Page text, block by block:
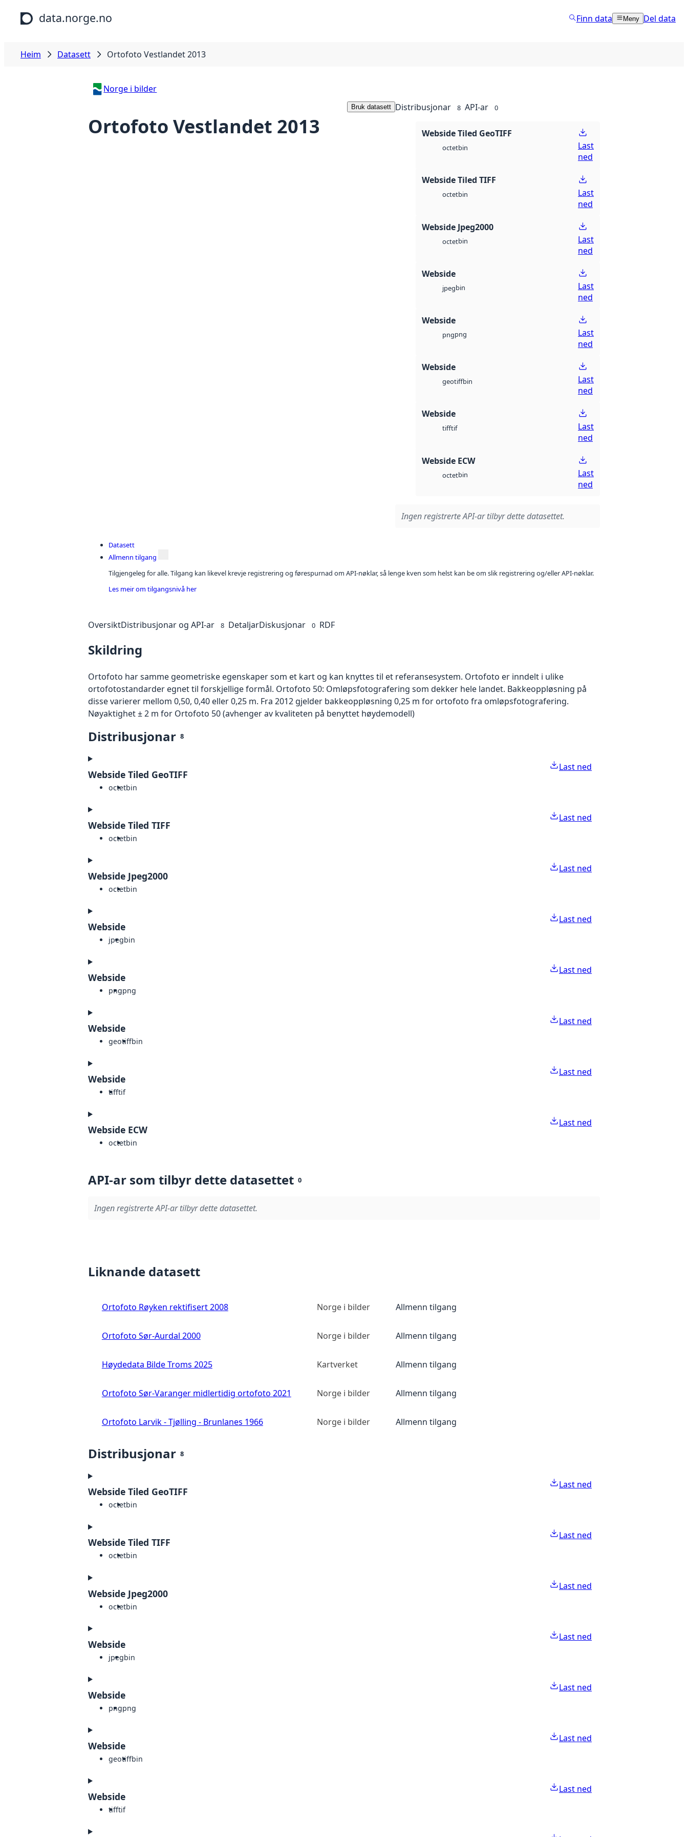
Hopp til hovudinnhald
data.norge.no Finn data Meny Del data
Heim Datasett Ortofoto Vestlandet 2013
Norge i bilder
Ortofoto Vestlandet 2013
Bruk datasett Distribusjonar 8 API-ar 0
Webside Tiled GeoTIFF
octetbin
Last
ned
Webside Tiled TIFF
octetbin
Last
ned
Webside Jpeg2000
octetbin
Last
ned
Webside
jpegbin
Last
ned
Webside
pngpng
Last
ned
Webside
geotiffbin
Last
ned
Webside
tifftif
Last
ned
Webside ECW
octetbin
Last
ned
Ingen registrerte API-ar tilbyr dette datasettet.
Datasett
Allmenn tilgang
Tilgjengeleg for alle. Tilgang kan likevel krevje registrering og førespurnad om API-nøklar, så lenge kven som helst kan be om slik registrering og/eller API-nøklar.
Les meir om tilgangsnivå her
OversiktDistribusjonar og API-ar 8 DetaljarDiskusjonar 0 RDF
Skildring
Ortofoto har samme geometriske egenskaper som et kart og kan knyttes til et referansesystem. Ortofoto er inndelt i ulike
ortofotostandarder egnet til forskjellige formål. Ortofoto 50: Omløpsfotografering som dekker hele landet. Bakkeoppløsning på
disse varierer mellom 0,50, 0,40 eller 0,25 m. Fra 2012 gjelder bakkeoppløsning 0,25 m for ortofoto fra omløpsfotografering.
Nøyaktighet ± 2 m for Ortofoto 50 (avhenger av kvaliteten på benyttet høydemodell)
Distribusjonar 8
Webside Tiled GeoTIFF
octetbin
Last ned
Webside Tiled TIFF
octetbin
Last ned
Webside Jpeg2000
octetbin
Last ned
Webside
jpegbin
Last ned
Webside
pngpng
Last ned
Webside
geotiffbin
Last ned
Webside
tifftif
Last ned
Webside ECW
octetbin
Last ned
API-ar som tilbyr dette datasettet 0
Ingen registrerte API-ar tilbyr dette datasettet.
Liknande datasett
Ortofoto Røyken rektifisert 2008 Norge i bilder Allmenn tilgang
Ortofoto Sør-Aurdal 2000 Norge i bilder Allmenn tilgang
Høydedata Bilde Troms 2025 Kartverket Allmenn tilgang
Ortofoto Sør-Varanger midlertidig ortofoto 2021 Norge i bilder Allmenn tilgang
Ortofoto Larvik - Tjølling - Brunlanes 1966 Norge i bilder Allmenn tilgang
Distribusjonar 8
Webside Tiled GeoTIFF
octetbin
Last ned
Webside Tiled TIFF
octetbin
Last ned
Webside Jpeg2000
octetbin
Last ned
Webside
jpegbin
Last ned
Webside
pngpng
Last ned
Webside
geotiffbin
Last ned
Webside
tifftif
Last ned